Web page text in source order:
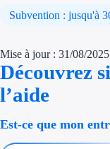
Subvention : jusqu'à
Mise à jour : 31/08/2025
Découvrez
l’aide
Est-ce que mon